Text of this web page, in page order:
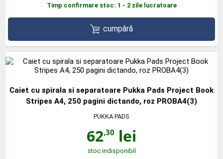
Timp confirmare stoc: 1 - 2 zile lucratoare
cumpără
Caiet cu spirala si separatoare Pukka Pads Project Book
Stripes A4, 250 pagini dictando, roz PROBA4(3)
PUKKA PADS
62,30 lei
stoc indisponibil